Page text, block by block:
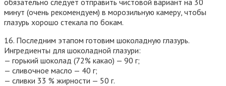
обязательно следует отправить чистовой вариант на 30
минут (очень рекомендуем) в морозильную камеру, чтобы
глазурь хорошо стекала по бокам.
16. Последним этапом готовим шоколадную глазурь.
Ингредиенты для шоколадной глазури:
— горький шоколад (72% какао) — 90 г;
— сливочное масло — 40 г;
— сливки 33 % жирности — 50 г.